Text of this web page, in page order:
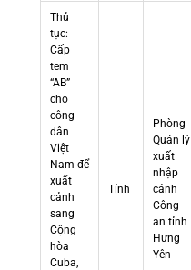
Thủ
tục:
Cấp
tem
“AB”
cho
công
dân
Việt
Nam để
xuất
cảnh
sang
Cộng
hòa
Cuba,
Tỉnh
Phòng
Quản lý
xuất
nhập
cảnh
Công
an tỉnh
Hưng
Yên